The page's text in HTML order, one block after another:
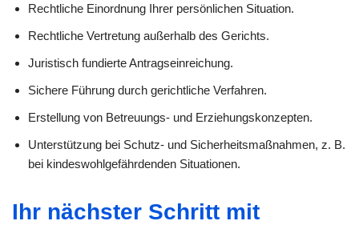
Rechtliche Einordnung Ihrer persönlichen Situation.
Rechtliche Vertretung außerhalb des Gerichts.
Juristisch fundierte Antragseinreichung.
Sichere Führung durch gerichtliche Verfahren.
Erstellung von Betreuungs- und Erziehungskonzepten.
Unterstützung bei Schutz- und Sicherheitsmaßnahmen, z. B.
bei kindeswohlgefährdenden Situationen.
Ihr nächster Schritt mit